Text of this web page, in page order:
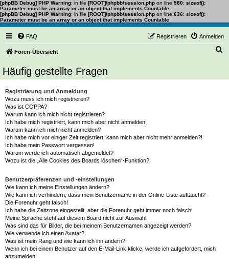
[phpBB Debug] PHP Warning: in file [ROOT]/phpbb/session.php on line 580: sizeof():
Parameter must be an array or an object that implements Countable
[phpBB Debug] PHP Warning: in file [ROOT]/phpbb/session.php on line 636: sizeof():
Parameter must be an array or an object that implements Countable
FAQ Anmelden
Registrieren
Foren-Übersicht
Häufig gestellte Fragen
Registrierung und Anmeldung
Wozu muss ich mich registrieren?
Was ist COPPA?
Warum kann ich mich nicht registrieren?
Ich habe mich registriert, kann mich aber nicht anmelden!
Warum kann ich mich nicht anmelden?
Ich habe mich vor einiger Zeit registriert, kann mich aber nicht mehr anmelden?!
Ich habe mein Passwort vergessen!
Warum werde ich automatisch abgemeldet?
Wozu ist die „Alle Cookies des Boards löschen“-Funktion?
Benutzerpräferenzen und -einstellungen
Wie kann ich meine Einstellungen ändern?
Wie kann ich verhindern, dass mein Benutzername in der Online-Liste auftaucht?
Die Forenuhr geht falsch!
Ich habe die Zeitzone eingestellt, aber die Forenuhr geht immer noch falsch!
Meine Sprache steht auf diesem Board nicht zur Auswahl!
Was sind das für Bilder, die bei meinem Benutzernamen angezeigt werden?
Wie verwende ich einen Avatar?
Was ist mein Rang und wie kann ich ihn ändern?
Wenn ich bei einem Benutzer auf den E-Mail-Link klicke, werde ich aufgefordert, mich
anzumelden.